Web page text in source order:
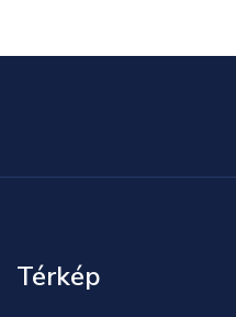
Térkép